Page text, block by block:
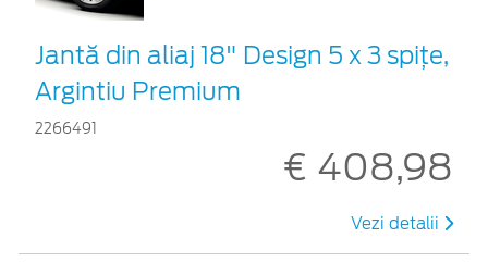
Jantă din aliaj 18" Design 5 x 3 spițe,
Argintiu Premium
2266491
€ 408,98
Vezi detalii